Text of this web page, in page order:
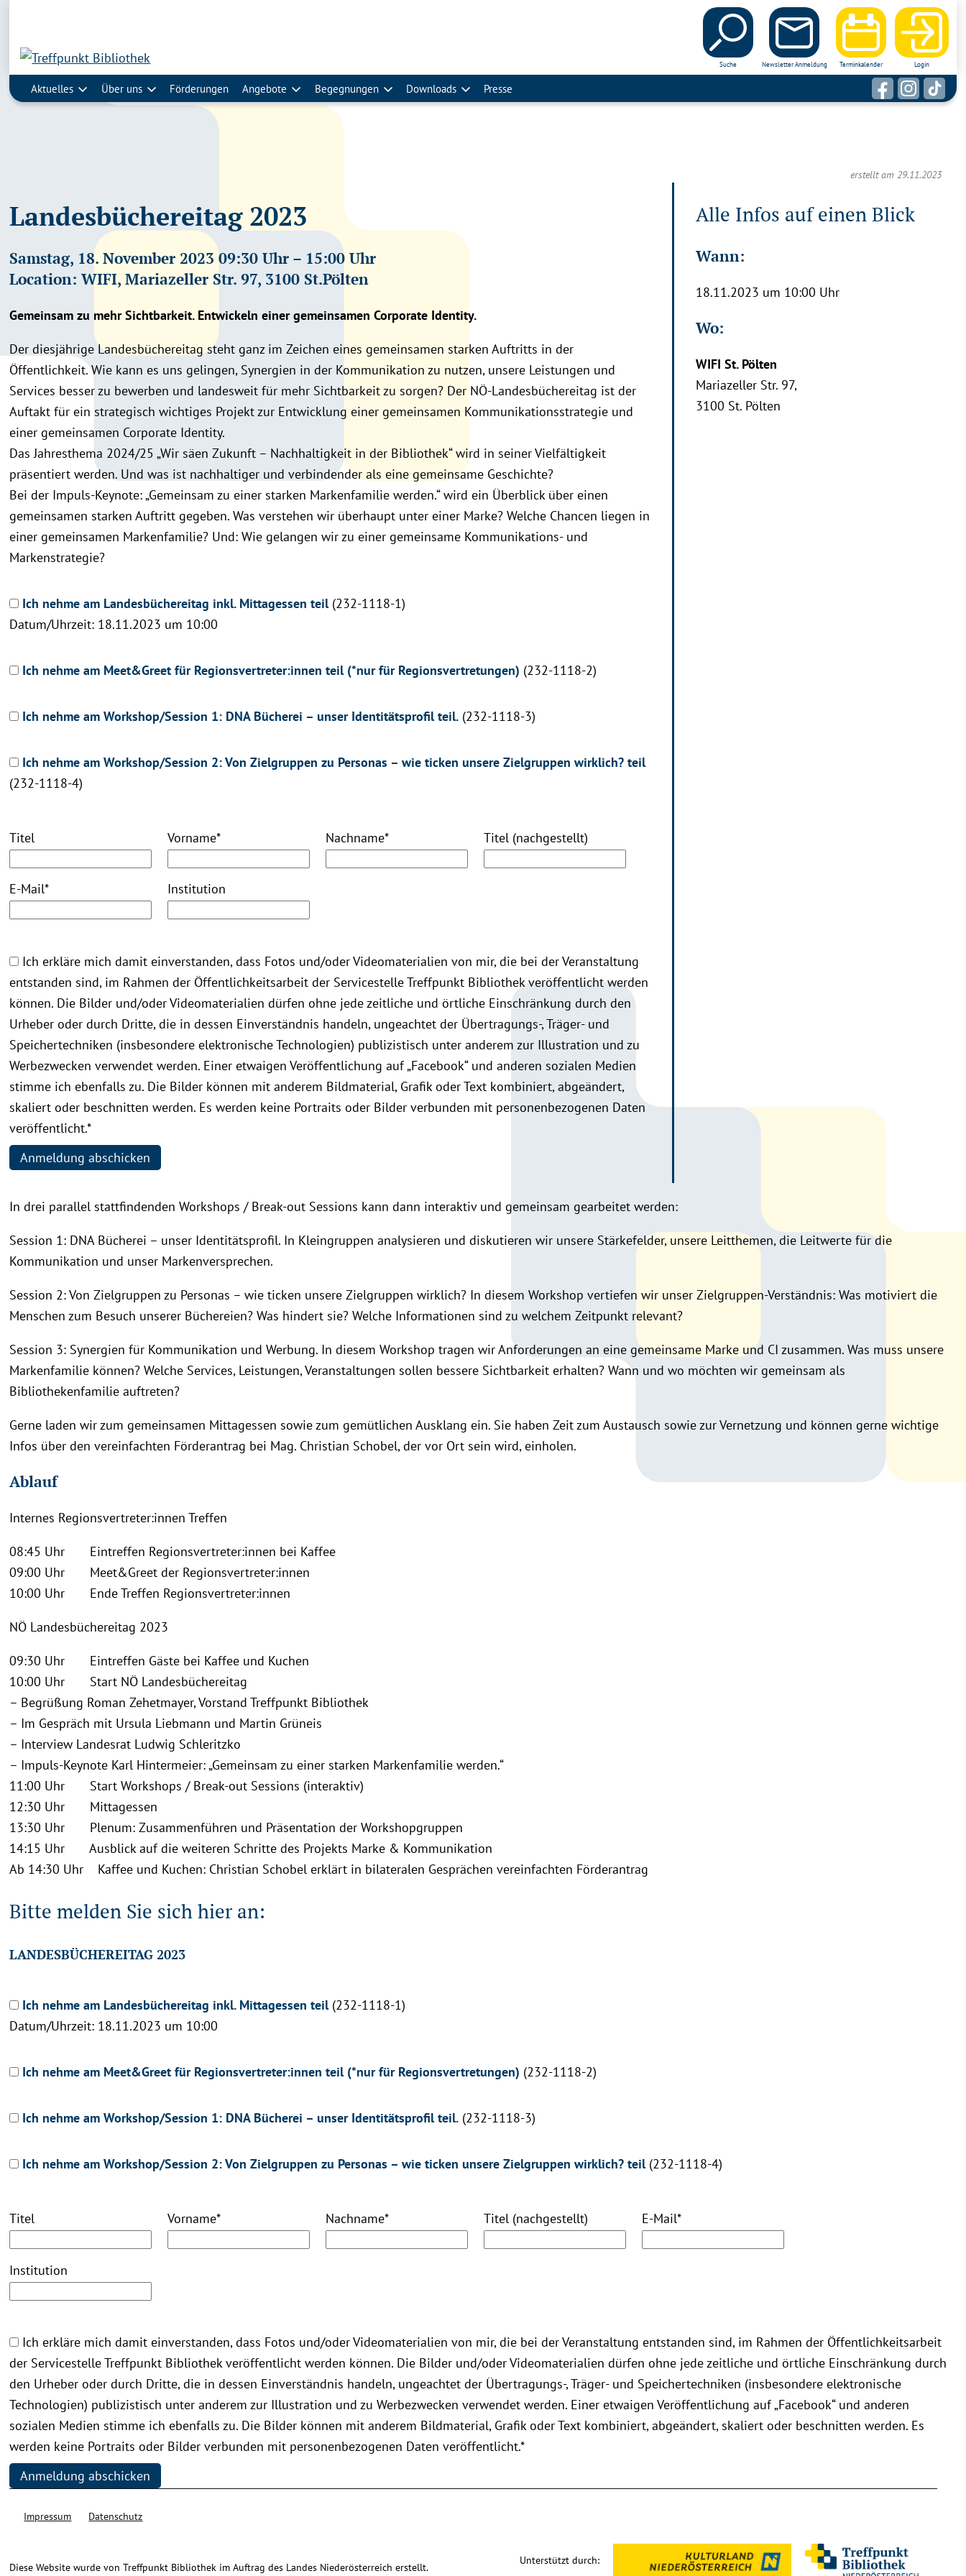
Suche Newsletter Anmeldung Terminkalender Login
Aktuelles Über uns Förderungen Angebote Begegnungen Downloads Presse
erstellt am 29.11.2023
Landesbüchereitag 2023
Samstag, 18. November 2023 09:30 Uhr – 15:00 Uhr
Location: WIFI, Mariazeller Str. 97, 3100 St.Pölten
Gemeinsam zu mehr Sichtbarkeit. Entwickeln einer gemeinsamen Corporate Identity.
Der diesjährige Landesbüchereitag steht ganz im Zeichen eines gemeinsamen starken Auftritts in der
Öffentlichkeit. Wie kann es uns gelingen, Synergien in der Kommunikation zu nutzen, unsere Leistungen und
Services besser zu bewerben und landesweit für mehr Sichtbarkeit zu sorgen? Der NÖ-Landesbüchereitag ist der
Auftakt für ein strategisch wichtiges Projekt zur Entwicklung einer gemeinsamen Kommunikationsstrategie und
einer gemeinsamen Corporate Identity.
Das Jahresthema 2024/25 „Wir säen Zukunft – Nachhaltigkeit in der Bibliothek“ wird in seiner Vielfältigkeit
präsentiert werden. Und was ist nachhaltiger und verbindender als eine gemeinsame Geschichte?
Bei der Impuls-Keynote: „Gemeinsam zu einer starken Markenfamilie werden.“ wird ein Überblick über einen
gemeinsamen starken Auftritt gegeben. Was verstehen wir überhaupt unter einer Marke? Welche Chancen liegen in
einer gemeinsamen Markenfamilie? Und: Wie gelangen wir zu einer gemeinsame Kommunikations- und
Markenstrategie?
Ich nehme am Landesbüchereitag inkl. Mittagessen teil(232-1118-1)
Datum/Uhrzeit: 18.11.2023 um 10:00
Ich nehme am Meet&Greet für Regionsvertreter:innen teil (*nur für Regionsvertretungen) (232-1118-2)
Ich nehme am Workshop/Session 1: DNA Bücherei – unser Identitätsprofil teil. (232-1118-3)
Ich nehme am Workshop/Session 2: Von Zielgruppen zu Personas – wie ticken unsere Zielgruppen wirklich? teil
(232-1118-4)
Titel Vorname* Nachname* Titel (nachgestellt)
E-Mail* Institution
Ich erkläre mich damit einverstanden, dass Fotos und/oder Videomaterialien von mir, die bei der Veranstaltung
entstanden sind, im Rahmen der Öffentlichkeitsarbeit der Servicestelle Treffpunkt Bibliothek veröffentlicht werden
können. Die Bilder und/oder Videomaterialien dürfen ohne jede zeitliche und örtliche Einschränkung durch den
Urheber oder durch Dritte, die in dessen Einverständnis handeln, ungeachtet der Übertragungs-, Träger- und
Speichertechniken (insbesondere elektronische Technologien) publizistisch unter anderem zur Illustration und zu
Werbezwecken verwendet werden. Einer etwaigen Veröffentlichung auf „Facebook“ und anderen sozialen Medien
stimme ich ebenfalls zu. Die Bilder können mit anderem Bildmaterial, Grafik oder Text kombiniert, abgeändert,
skaliert oder beschnitten werden. Es werden keine Portraits oder Bilder verbunden mit personenbezogenen Daten
veröffentlicht.*
Anmeldung abschicken
Alle Infos auf einen Blick
Wann:
18.11.2023 um 10:00 Uhr
Wo:
WIFI St. Pölten
Mariazeller Str. 97,
3100 St. Pölten
In drei parallel stattfindenden Workshops / Break-out Sessions kann dann interaktiv und gemeinsam gearbeitet werden:
Session 1: DNA Bücherei – unser Identitätsprofil. In Kleingruppen analysieren und diskutieren wir unsere Stärkefelder, unsere Leitthemen, die Leitwerte für die
Kommunikation und unser Markenversprechen.
Session 2: Von Zielgruppen zu Personas – wie ticken unsere Zielgruppen wirklich? In diesem Workshop vertiefen wir unser Zielgruppen-Verständnis: Was motiviert die
Menschen zum Besuch unserer Büchereien? Was hindert sie? Welche Informationen sind zu welchem Zeitpunkt relevant?
Session 3: Synergien für Kommunikation und Werbung. In diesem Workshop tragen wir Anforderungen an eine gemeinsame Marke und CI zusammen. Was muss unsere
Markenfamilie können? Welche Services, Leistungen, Veranstaltungen sollen bessere Sichtbarkeit erhalten? Wann und wo möchten wir gemeinsam als
Bibliothekenfamilie auftreten?
Gerne laden wir zum gemeinsamen Mittagessen sowie zum gemütlichen Ausklang ein. Sie haben Zeit zum Austausch sowie zur Vernetzung und können gerne wichtige
Infos über den vereinfachten Förderantrag bei Mag. Christian Schobel, der vor Ort sein wird, einholen.
Ablauf
Internes Regionsvertreter:innen Treffen
08:45 Uhr Eintreffen Regionsvertreter:innen bei Kaffee
09:00 Uhr Meet&Greet der Regionsvertreter:innen
10:00 Uhr Ende Treffen Regionsvertreter:innen
NÖ Landesbüchereitag 2023
09:30 Uhr Eintreffen Gäste bei Kaffee und Kuchen
10:00 Uhr Start NÖ Landesbüchereitag
– Begrüßung Roman Zehetmayer, Vorstand Treffpunkt Bibliothek
– Im Gespräch mit Ursula Liebmann und Martin Grüneis
– Interview Landesrat Ludwig Schleritzko
– Impuls-Keynote Karl Hintermeier: „Gemeinsam zu einer starken Markenfamilie werden.“
11:00 Uhr Start Workshops / Break-out Sessions (interaktiv)
12:30 Uhr Mittagessen
13:30 Uhr Plenum: Zusammenführen und Präsentation der Workshopgruppen
14:15 Uhr Ausblick auf die weiteren Schritte des Projekts Marke & Kommunikation
Ab 14:30 Uhr Kaffee und Kuchen: Christian Schobel erklärt in bilateralen Gesprächen vereinfachten Förderantrag
Bitte melden Sie sich hier an:
LANDESBÜCHEREITAG 2023
Ich nehme am Landesbüchereitag inkl. Mittagessen teil(232-1118-1)
Datum/Uhrzeit: 18.11.2023 um 10:00
Ich nehme am Meet&Greet für Regionsvertreter:innen teil (*nur für Regionsvertretungen) (232-1118-2)
Ich nehme am Workshop/Session 1: DNA Bücherei – unser Identitätsprofil teil. (232-1118-3)
Ich nehme am Workshop/Session 2: Von Zielgruppen zu Personas – wie ticken unsere Zielgruppen wirklich? teil(232-1118-4)
Titel Vorname* Nachname* Titel (nachgestellt) E-Mail*
Institution
Ich erkläre mich damit einverstanden, dass Fotos und/oder Videomaterialien von mir, die bei der Veranstaltung entstanden sind, im Rahmen der Öffentlichkeitsarbeit
der Servicestelle Treffpunkt Bibliothek veröffentlicht werden können. Die Bilder und/oder Videomaterialien dürfen ohne jede zeitliche und örtliche Einschränkung durch
den Urheber oder durch Dritte, die in dessen Einverständnis handeln, ungeachtet der Übertragungs-, Träger- und Speichertechniken (insbesondere elektronische
Technologien) publizistisch unter anderem zur Illustration und zu Werbezwecken verwendet werden. Einer etwaigen Veröffentlichung auf „Facebook“ und anderen
sozialen Medien stimme ich ebenfalls zu. Die Bilder können mit anderem Bildmaterial, Grafik oder Text kombiniert, abgeändert, skaliert oder beschnitten werden. Es
werden keine Portraits oder Bilder verbunden mit personenbezogenen Daten veröffentlicht.*
Anmeldung abschicken
Impressum Datenschutz
Diese Website wurde von Treffpunkt Bibliothek im Auftrag des Landes Niederösterreich erstellt.
Unterstützt durch: